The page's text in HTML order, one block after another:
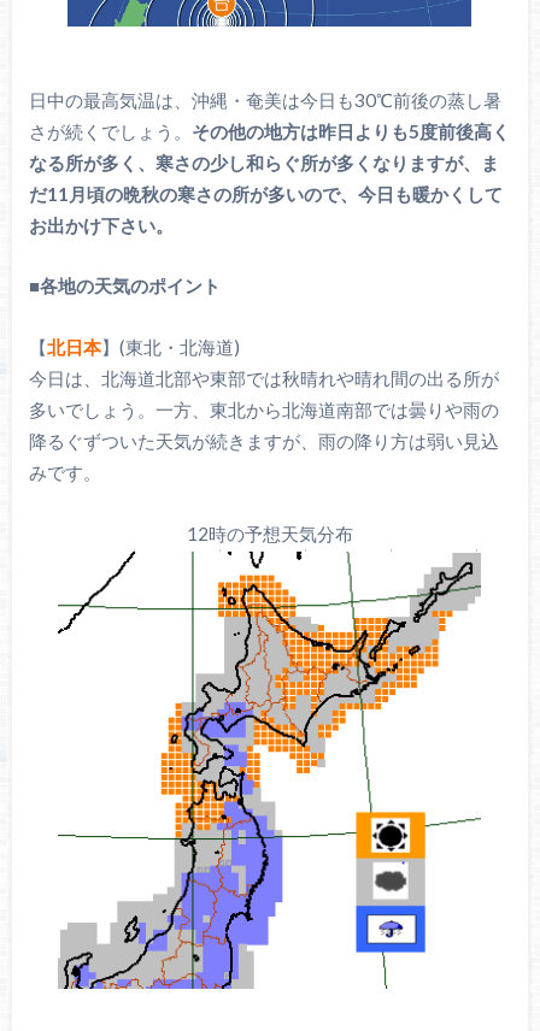
日中の最高気温は、沖縄・奄美は今日も30℃前後の蒸し暑
さが続くでしょう。 その他の地方は昨日よりも5度前後高く
なる所が多く、寒さの少し和らぐ所が多くなりますが、ま
だ11月頃の晩秋の寒さの所が多いので、今日も暖かくして
お出かけ下さい。
■各地の天気のポイント
【北日本】(東北・北海道)
今日は、北海道北部や東部では秋晴れや晴れ間の出る所が
多いでしょう。一方、東北から北海道南部では曇りや雨の
降るぐずついた天気が続きますが、雨の降り方は弱い見込
みです。
12時の予想天気分布